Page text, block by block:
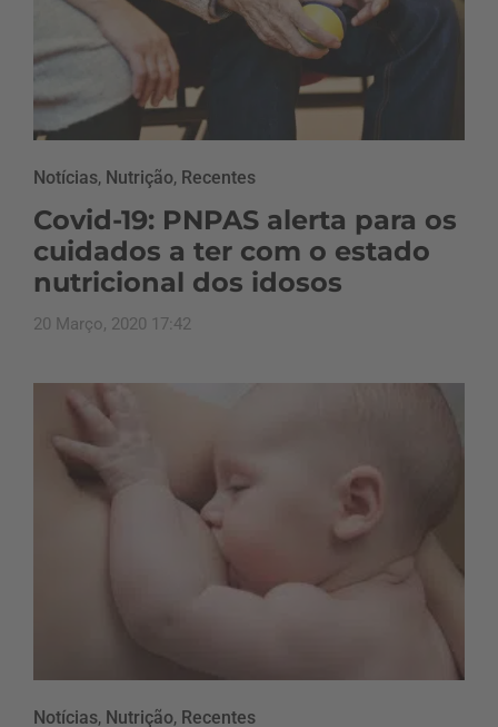
Notícias, Nutrição, Recentes
Covid-19: PNPAS alerta para os
cuidados a ter com o estado
nutricional dos idosos
20 Março, 2020 17:42
Notícias, Nutrição, Recentes